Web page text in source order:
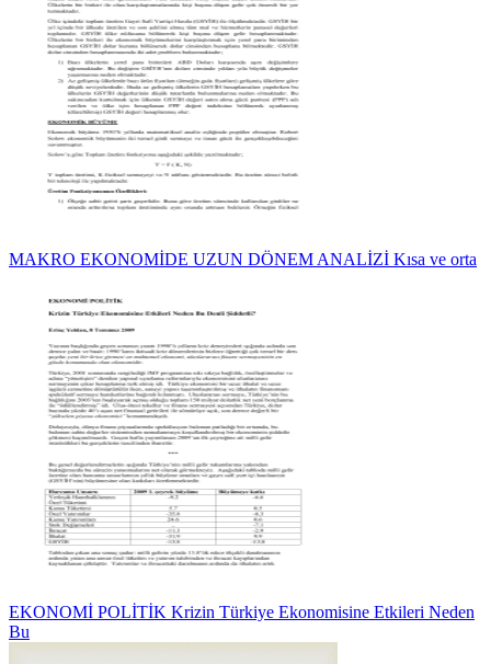
MAKRO EKONOMİDE UZUN DÖNEM ANALİZİ Kısa ve orta
EKONOMİ POLİTİK Krizin Türkiye Ekonomisine Etkileri Neden
Bu